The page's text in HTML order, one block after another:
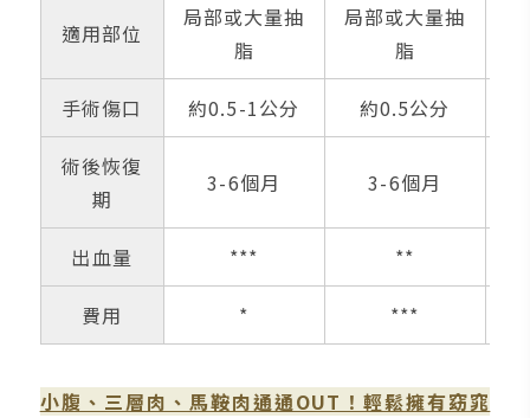
適用部位
局部或大量抽
脂
局部或大量抽
脂
手術傷口 約0.5-1公分 約0.5公分
術後恢復
期
3-6個月 3-6個月
出血量 *** **
費用 * ***
小腹、三層肉、馬鞍肉通通OUT！輕鬆擁有窈窕